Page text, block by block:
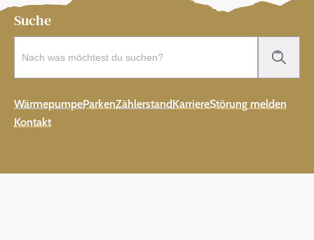
Suche
WärmepumpeParkenZählerstandKarriereStörung melden
Kontakt